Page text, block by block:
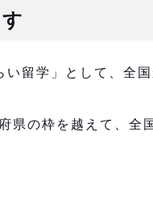
留学」として、全
県の枠を越えて、全